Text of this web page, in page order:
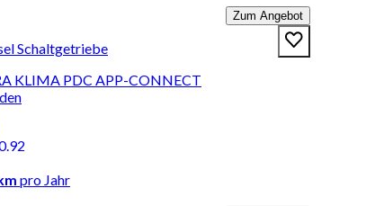
Zum Angebot
Schaltgetriebe
KLIMA PDC APP-CONNECT
pro Jahr